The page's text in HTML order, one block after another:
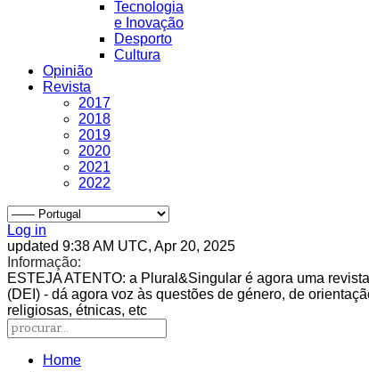
Tecnologia
e Inovação
Desporto
Cultura
Opinião
Revista
2017
2018
2019
2020
2021
2022
Log in
updated 9:38 AM UTC, Apr 20, 2025
Informação:
ESTEJA ATENTO: a Plural&Singular é agora uma
(DEI) - dá agora voz às questões de género, de
religiosas, étnicas, etc
Home